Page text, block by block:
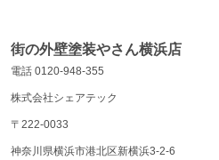
街の外壁塗装やさん横浜店
電話 0120-948-355
株式会社シェアテック
〒222-0033
神奈川県横浜市港北区新横浜3-2-6